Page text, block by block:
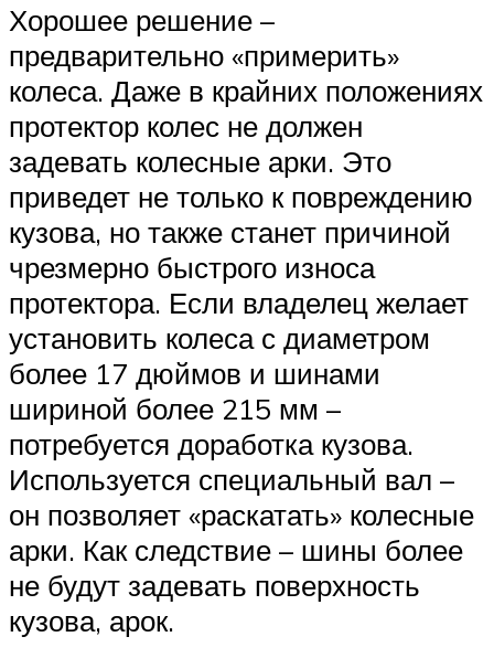
Хорошее решение –
предварительно «примерить»
колеса. Даже в крайних положениях
протектор колес не должен
задевать колесные арки. Это
приведет не только к повреждению
кузова, но также станет причиной
чрезмерно быстрого износа
протектора. Если владелец желает
установить колеса с диаметром
более 17 дюймов и шинами
шириной более 215 мм –
потребуется доработка кузова.
Используется специальный вал –
он позволяет «раскатать» колесные
арки. Как следствие – шины более
не будут задевать поверхность
кузова, арок.